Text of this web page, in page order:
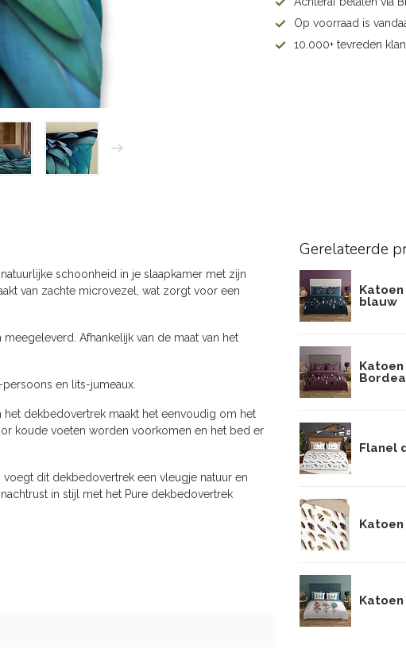
Op voorraad is
10.000+ tevreden
schoonheid in je slaapkamer met zijn
van zachte microvezel, wat zorgt voor een
Afhankelijk van de maat van het
en lits-jumeaux.
dekbedovertrek maakt het eenvoudig om het
koude voeten worden voorkomen en het bed er
dit dekbedovertrek een vleugje natuur en
in stijl met het Pure dekbedovertrek
Gerelateerde
blauw
Flanel